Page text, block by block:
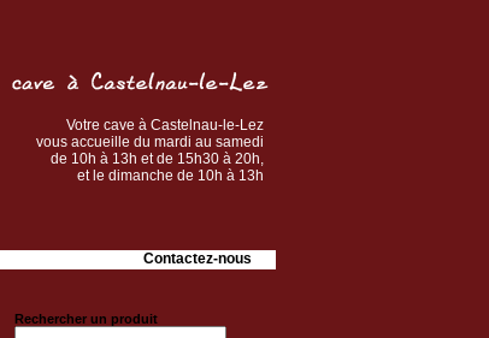
Votre cave à Castelnau-le-Lez
vous accueille du mardi au samedi
de 10h à 13h et de 15h30 à 20h,
et le dimanche de 10h à 13h
Contactez-nous
Rechercher un produit